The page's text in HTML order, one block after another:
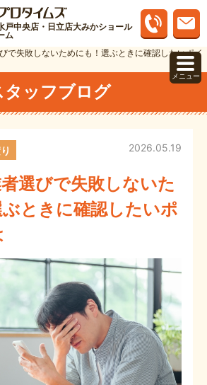
戸中央店・日立店大みかショール
ム
で失敗しないためにも！選ぶときに確認したいポイ
タッフブログ
選びで失敗しないた
ときに確認したいポ
2026.05.19
メニュー